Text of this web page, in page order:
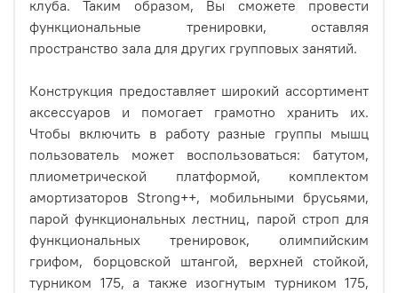
клуба. Таким образом, Вы сможете провести
функциональные тренировки, оставляя
пространство зала для других групповых занятий.
Конструкция предоставляет широкий ассортимент
аксессуаров и помогает грамотно хранить их.
Чтобы включить в работу разные группы мышц
пользователь может воспользоваться: батутом,
плиометрической платформой, комплектом
амортизаторов Strong++, мобильными брусьями,
парой функциональных лестниц, парой строп для
функциональных тренировок, олимпийским
грифом, борцовской штангой, верхней стойкой,
турником 175, а также изогнутым турником 175,